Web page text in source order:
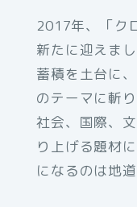
2017年、「ク
新たに迎えま
蓄積を土台に
のテーマに斬
社会、国際、
り上げる題材
になるのは地